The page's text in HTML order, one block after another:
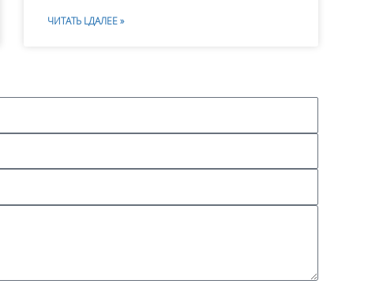
ЧИТАТЬ LДАЛЕЕ »